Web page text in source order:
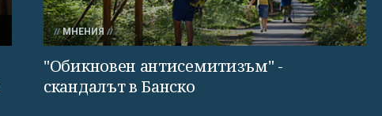
МНЕНИЯ
"Обикновен антисемитизъм" -
скандалът в Банско